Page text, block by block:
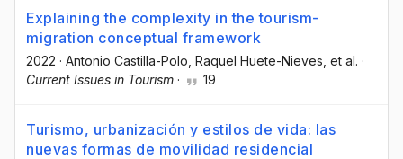
Explaining the complexity in the tourism-
migration conceptual framework
2022 · Antonio Castilla-Polo, Raquel Huete-Nieves, et al. ·
Current Issues in Tourism · 19
Turismo, urbanización y estilos de vida: las
nuevas formas de movilidad residencial